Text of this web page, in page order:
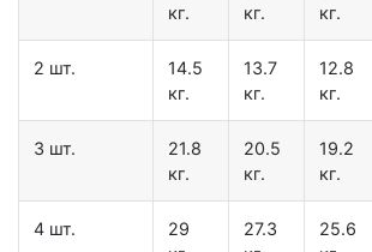
кг.
кг.
кг.
2 шт.
14.5
кг.
13.7
кг.
12.8
кг.
3 шт.
21.8
кг.
20.5
кг.
19.2
кг.
4 шт.
29
27.3
25.6